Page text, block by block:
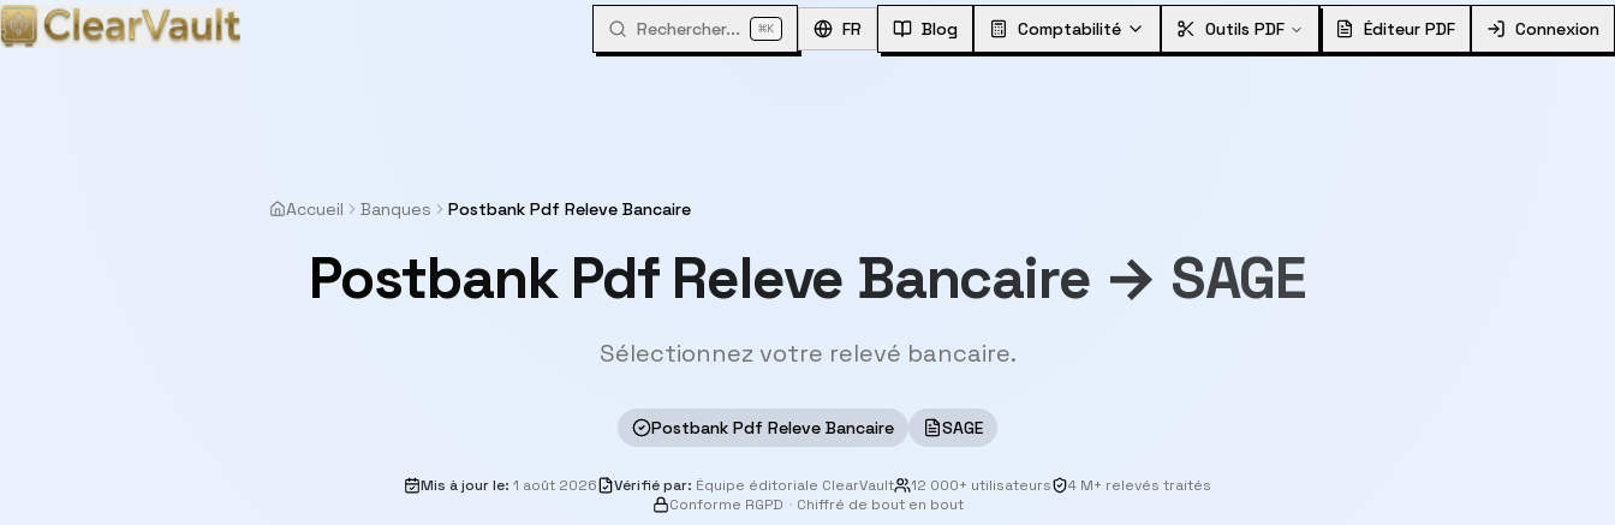
Rechercher... ⌘K FR Blog Comptabilité Outils PDF Éditeur PDF Connexion
Accueil Banques Postbank Pdf Releve Bancaire
Postbank Pdf Releve Bancaire → SAGE
Sélectionnez votre relevé bancaire.
Postbank Pdf Releve Bancaire SAGE
Mis à jour le: 1 août 2026 Vérifié par: Équipe éditoriale ClearVault 12 000+ utilisateurs
4 M+ relevés traités
Conforme RGPD · Chiffré de bout en bout